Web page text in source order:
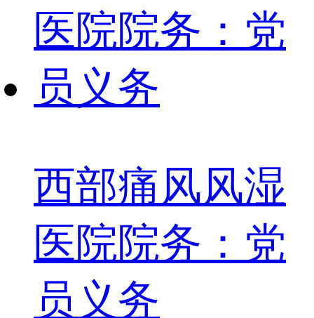
西部痛风风湿
医院院务：党
员义务